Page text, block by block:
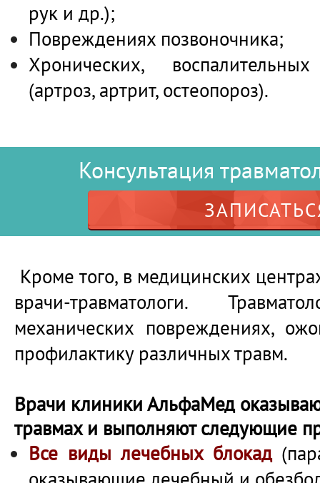
рук и др.);
Повреждениях позвоночника;
Хронических,
(артроз, артрит, остеопороз).
Консультация
Кроме того, в медицинских
врачи-травматологи.
механических повреждениях,
профилактику различных травм.
Врачи клиники АльфаМед
травмах и выполняют следующие
Все виды лечебных блокад